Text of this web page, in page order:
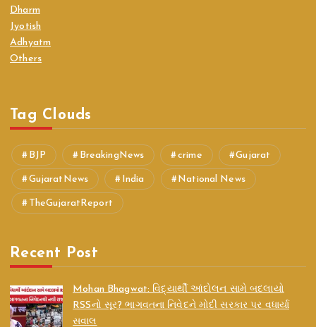
Dharm
Jyotish
Adhyatm
Others
Tag Clouds
BJP BreakingNews crime Gujarat
GujaratNews India National News
TheGujaratReport
Recent Post
Mohan Bhagwat: વિદ્યાર્થી આંદોલન સામે બદલાયો
RSSનો સૂર? ભાગવતના નિવેદને મોદી સરકાર પર વધાર્યા
સવાલ